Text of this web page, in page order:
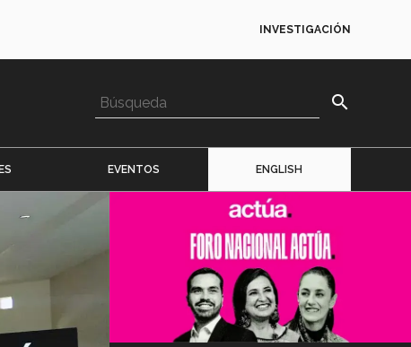
INVESTIGACIÓN
search
EVENTOS ENGLISH